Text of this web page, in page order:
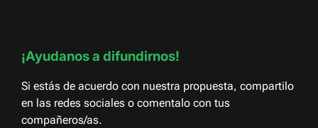
¡Ayudanos a difundirnos!
Si estás de acuerdo con nuestra propuesta, compartilo
en las redes sociales o comentalo con tus
compañeros/as.